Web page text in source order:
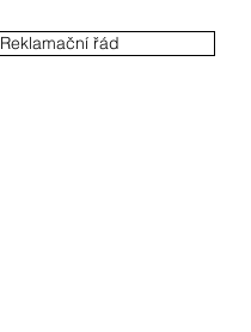
Reklamační řád